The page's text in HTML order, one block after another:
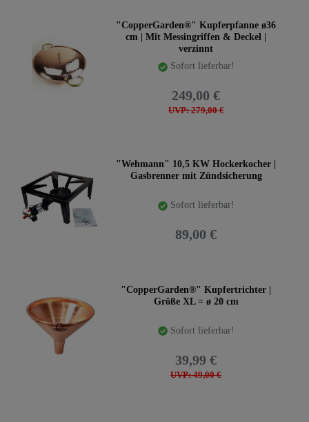
"CopperGarden®" Kupferpfanne ø36
cm | Mit Messingriffen & Deckel |
verzinnt
Sofort lieferbar!
UVP: 279,00 €
249,00 €
"Wehmann" 10,5 KW Hockerkocher |
Gasbrenner mit Zündsicherung
Sofort lieferbar!
89,00 €
"CopperGarden®" Kupfertrichter |
Größe XL = ø 20 cm
Sofort lieferbar!
UVP: 49,00 €
39,99 €